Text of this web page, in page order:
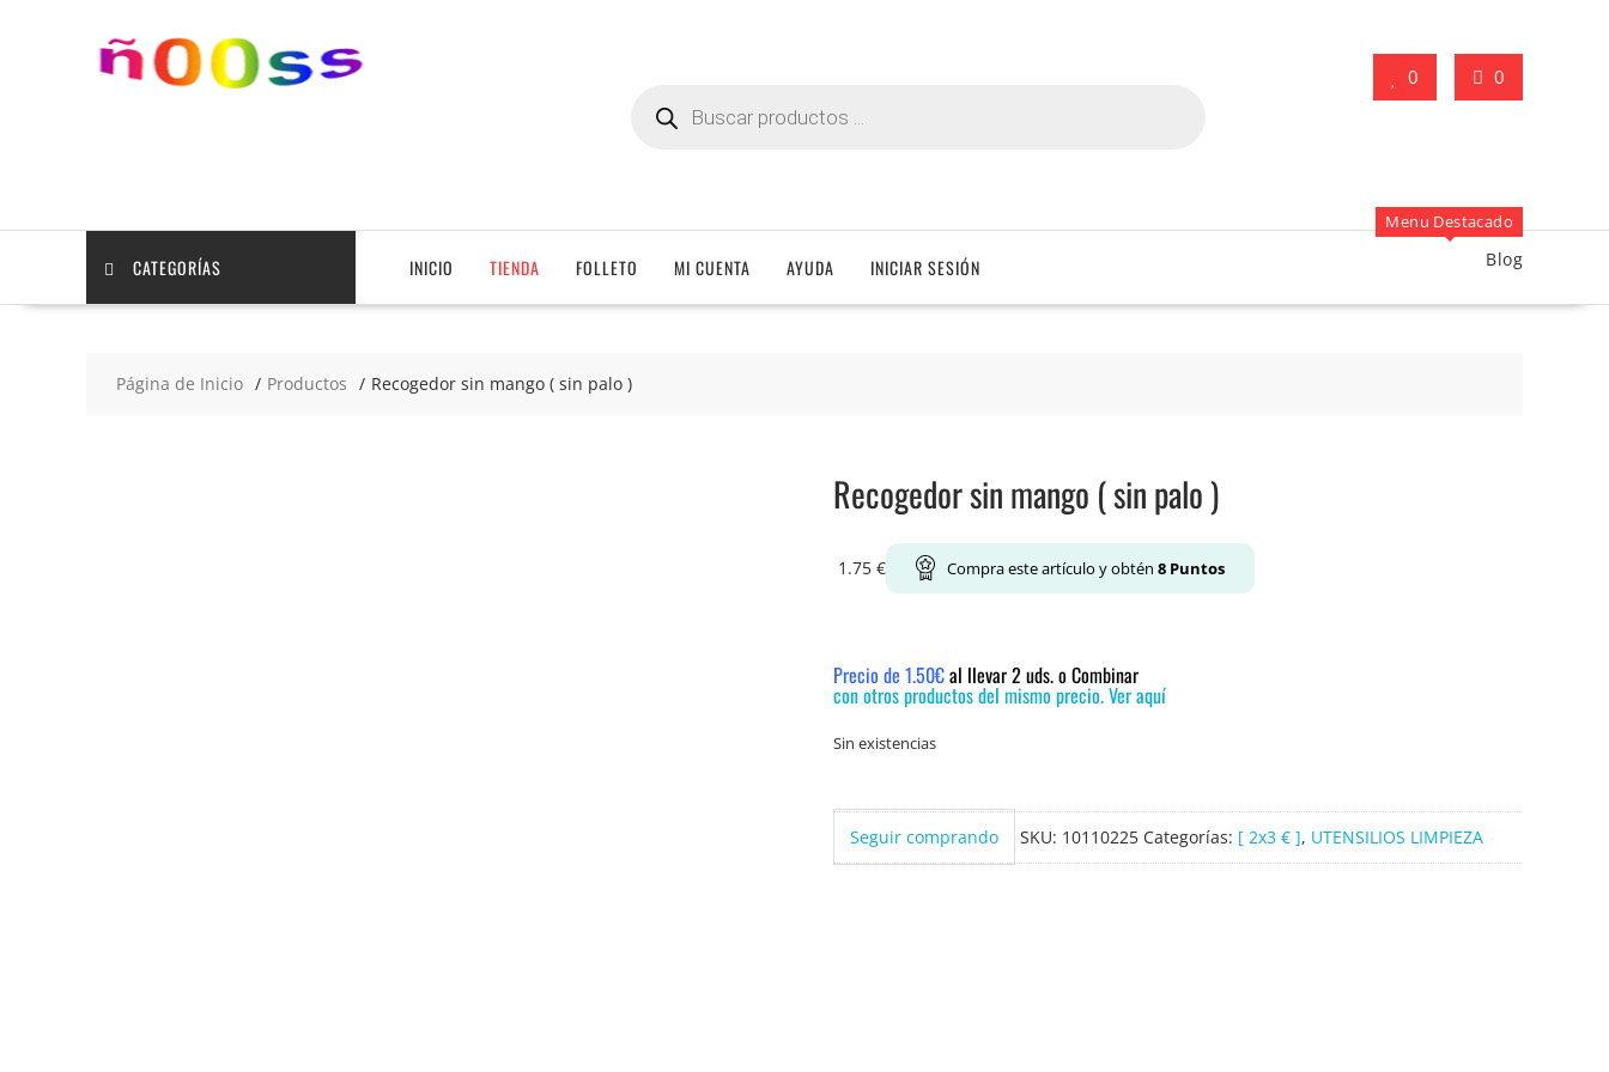
0 0
productos
CATEGORÍAS INICIO TIENDA FOLLETO MI CUENTA AYUDA INICIAR SESIÓN
Menu Destacado
Blog
Página de Inicio Productos Recogedor sin mango ( sin palo )
Recogedor sin mango ( sin palo )
1.75 € Compra este artículo y obtén 8 Puntos
Precio de 1.50€al llevar 2 uds. o Combinar
con otros productos del mismo precio. Ver aquí
Sin existencias
Seguir comprando SKU: 10110225 Categorías: [ 2x3 € ], UTENSILIOS LIMPIEZA